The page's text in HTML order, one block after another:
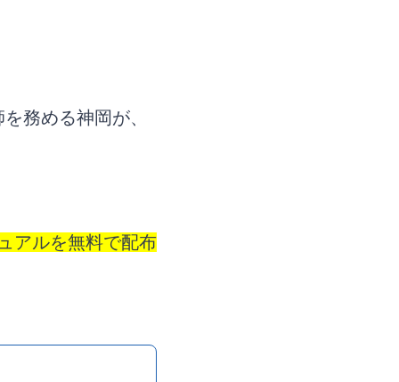
務める神岡が、
アルを無料で配布